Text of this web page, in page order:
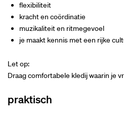
flexibiliteit
kracht en coördinatie
muzikaliteit en ritmegevoel
je maakt kennis met een rijke
Let op:
Draag comfortabele kledij waarin je
praktisch